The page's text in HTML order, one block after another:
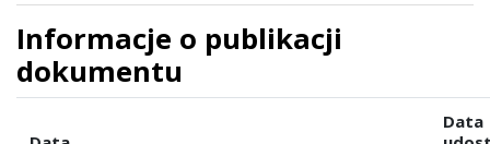
Informacje o publikacji
dokumentu
Data